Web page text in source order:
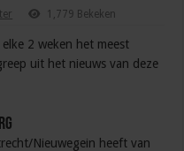
1,779 Bekeken
elke 2 weken het meest
uit het nieuws van deze
Nieuwegein heeft van